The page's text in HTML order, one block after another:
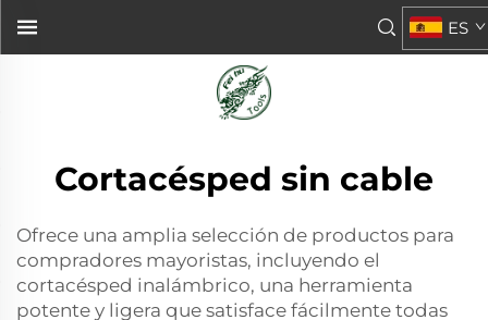
ES
Cortacésped sin cable
Ofrece una amplia selección de productos para
compradores mayoristas, incluyendo el
cortacésped inalámbrico, una herramienta
potente y ligera que satisface fácilmente todas